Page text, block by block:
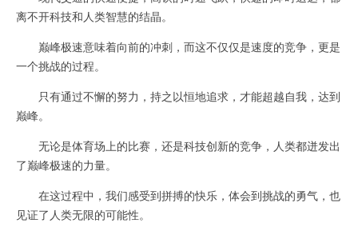
离不开科技和人类智慧的结晶。
巅峰极速意味着向前的冲刺，而这不仅仅是速度的竞争，更是
一个挑战的过程。
只有通过不懈的努力，持之以恒地追求，才能超越自我，达到
巅峰。
无论是体育场上的比赛，还是科技创新的竞争，人类都迸发出
了巅峰极速的力量。
在这过程中，我们感受到拼搏的快乐，体会到挑战的勇气，也
见证了人类无限的可能性。